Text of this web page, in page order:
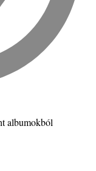
albumokból